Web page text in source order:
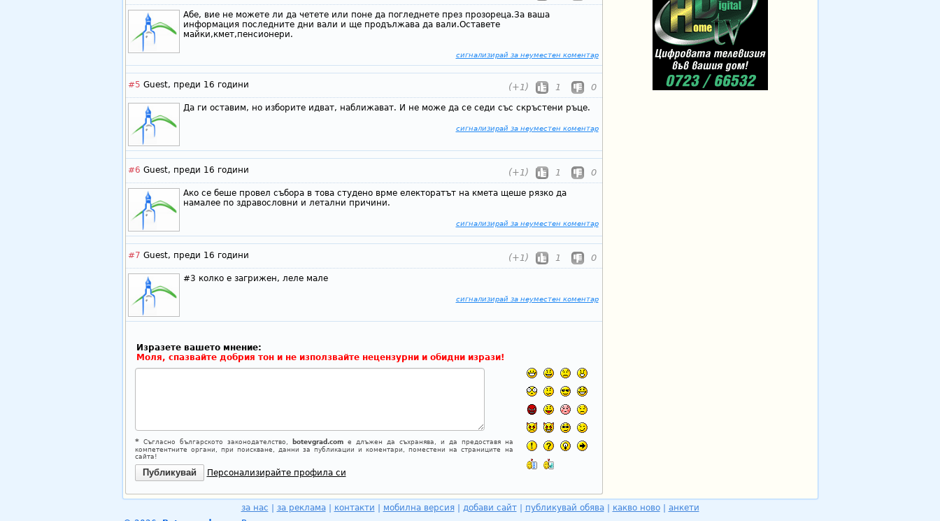
Абе, вие не можете ли да четете или поне да погледнете през прозореца.За ваша
информация последните дни вали и ще продължава да вали.Оставете
майки,кмет,пенсионери.
сигнализирай за неуместен коментар
#5 Guest, преди 16 години (+1) 1 0
Да ги оставим, но изборите идват, наближават. И не може да се седи със скръстени ръце.
сигнализирай за неуместен коментар
#6 Guest, преди 16 години (+1) 1 0
Ако се беше провел събора в това студено врме електоратът на кмета щеше рязко да
намалее по здравословни и летални причини.
сигнализирай за неуместен коментар
#7 Guest, преди 16 години (+1) 1 0
#3 колко е загрижен, леле мале
сигнализирай за неуместен коментар
Изразете вашето мнение:
Моля, спазвайте добрия тон и не използвайте нецензурни и обидни изрази!
*Съгласно българското законодателство, botevgrad.comе длъжен да съхранява, и да предоставя на
компетентните органи, при поискване, данни за публикации и коментари, поместени на страниците на
сайта!
Персонализирайте профила си
за нас за реклама| контакти мобилна версия| добави сайт| публикувай обява| какво ново| анкети